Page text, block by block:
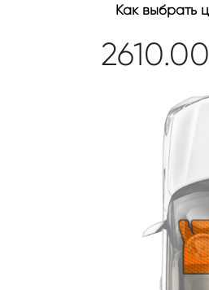
Как выбрать
2610.00